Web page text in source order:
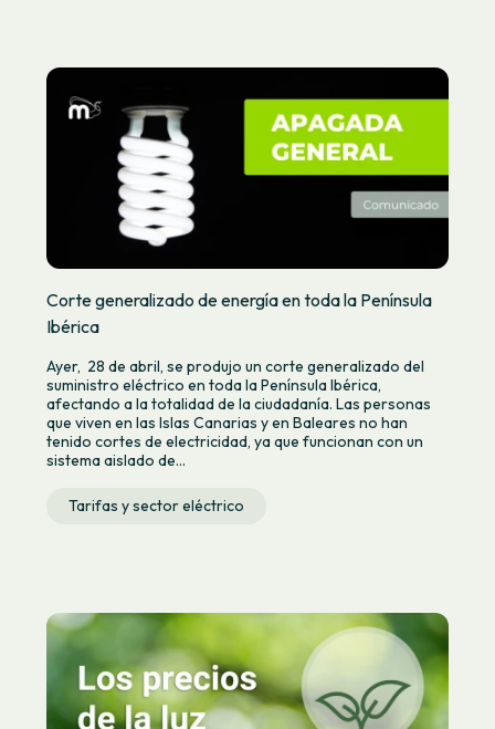
Corte generalizado de energía en toda la Península
Ibérica
Ayer, 28 de abril, se produjo un corte generalizado del
suministro eléctrico en toda la Península Ibérica,
afectando a la totalidad de la ciudadanía. Las personas
que viven en las Islas Canarias y en Baleares no han
tenido cortes de electricidad, ya que funcionan con un
sistema aislado de...
Tarifas y sector eléctrico